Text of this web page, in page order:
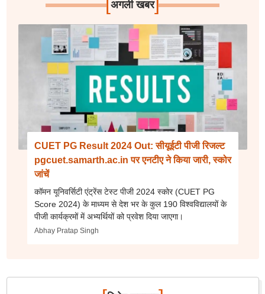
अगली खबर
CUET PG Result 2024 Out: सीयूईटी पीजी रिजल्ट
pgcuet.samarth.ac.in पर एनटीए ने किया जारी, स्कोर
जांचें
कॉमन यूनिवर्सिटी एंट्रेंस टेस्ट पीजी 2024 स्कोर (CUET PG
Score 2024) के माध्यम से देश भर के कुल 190 विश्वविद्यालयों के
पीजी कार्यक्रमों में अभ्यर्थियों को प्रवेश दिया जाएगा।
Abhay Pratap Singh